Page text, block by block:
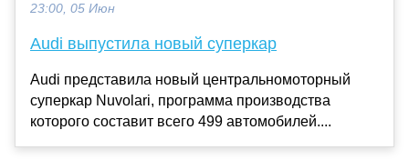
23:00, 05 Июн
Audi выпустила новый суперкар
Audi представила новый центральномоторный
суперкар Nuvolari, программа производства
которого составит всего 499 автомобилей....